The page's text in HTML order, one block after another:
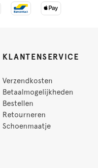
KLANTENSERVICE
Verzendkosten
Betaalmogelijkheden
Bestellen
Retourneren
Schoenmaatje